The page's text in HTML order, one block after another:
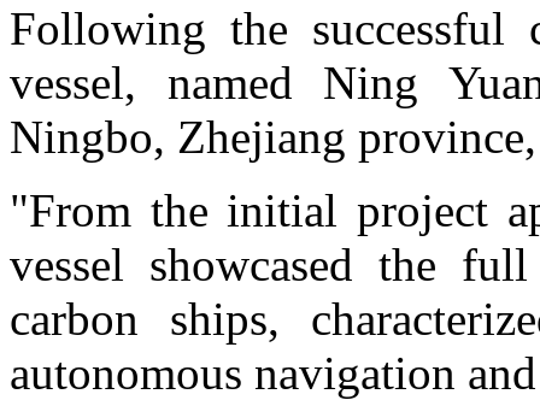
Following the successful
vessel, named Ning
Ningbo, Zhejiang province,
"From the initial project
vessel showcased the
carbon ships,
autonomous navigation and